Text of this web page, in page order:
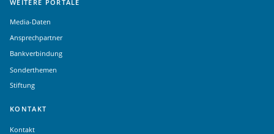
WEITERE PORTALE
Media-Daten
Ansprechpartner
Bankverbindung
Sonderthemen
Stiftung
KONTAKT
Kontakt